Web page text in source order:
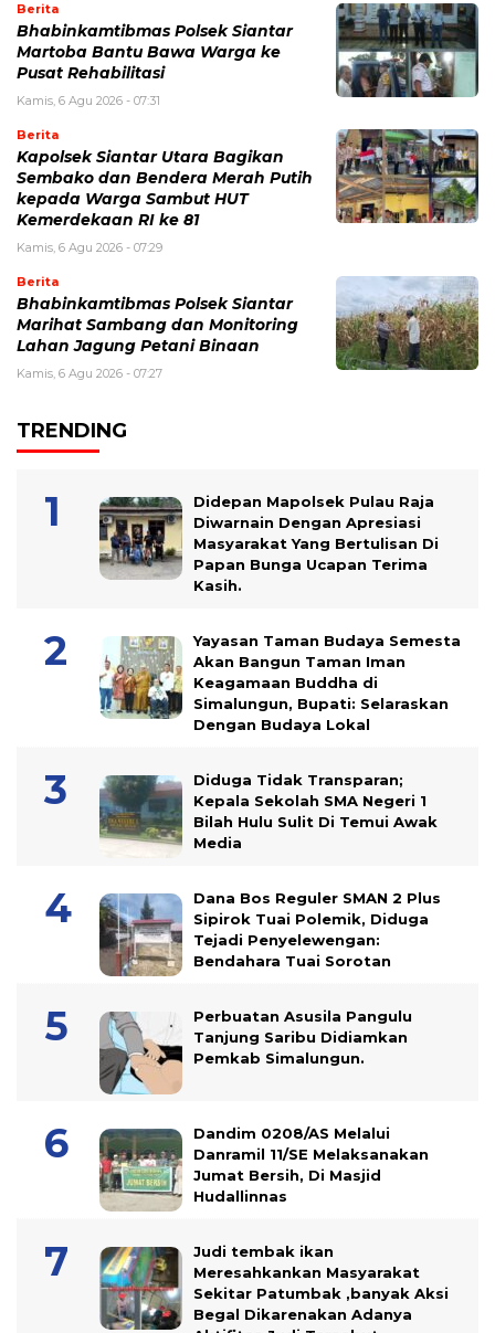
Berita
Bhabinkamtibmas Polsek Siantar
Martoba Bantu Bawa Warga ke
Pusat Rehabilitasi
Kamis, 6 Agu 2026 - 07:31
Berita
Kapolsek Siantar Utara Bagikan
Sembako dan Bendera Merah Putih
kepada Warga Sambut HUT
Kemerdekaan RI ke 81
Kamis, 6 Agu 2026 - 07:29
Berita
Bhabinkamtibmas Polsek Siantar
Marihat Sambang dan Monitoring
Lahan Jagung Petani Binaan
Kamis, 6 Agu 2026 - 07:27
TRENDING
Didepan Mapolsek Pulau Raja
Diwarnain Dengan Apresiasi
Masyarakat Yang Bertulisan Di
Papan Bunga Ucapan Terima
Kasih.
Yayasan Taman Budaya Semesta
Akan Bangun Taman Iman
Keagamaan Buddha di
Simalungun, Bupati: Selaraskan
Dengan Budaya Lokal
Diduga Tidak Transparan;
Kepala Sekolah SMA Negeri 1
Bilah Hulu Sulit Di Temui Awak
Media
Dana Bos Reguler SMAN 2 Plus
Sipirok Tuai Polemik, Diduga
Tejadi Penyelewengan:
Bendahara Tuai Sorotan
Perbuatan Asusila Pangulu
Tanjung Saribu Didiamkan
Pemkab Simalungun.
Dandim 0208/AS Melalui
Danramil 11/SE Melaksanakan
Jumat Bersih, Di Masjid
Hudallinnas
Judi tembak ikan
Meresahkankan Masyarakat
Sekitar Patumbak ,banyak Aksi
Begal Dikarenakan Adanya